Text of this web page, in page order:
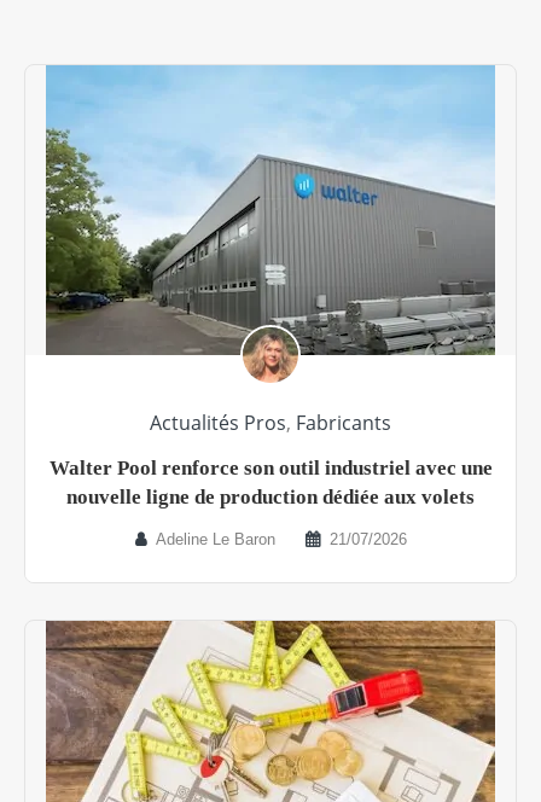
Actualités Pros, Fabricants
Walter Pool renforce son outil industriel avec une
nouvelle ligne de production dédiée aux volets
Adeline Le Baron 21/07/2026